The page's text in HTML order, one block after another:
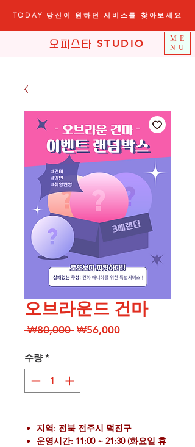
오피스타 STUDIO
TODAY 당신이 원하던 서비스를 찾아보세요
ME
NU
오브라운드 건마
₩80,000 일
₩56,000할
수량 *
지역: 전북 전주시 덕진구
운영시간: 11:00 ~ 21:30 (화요일 휴